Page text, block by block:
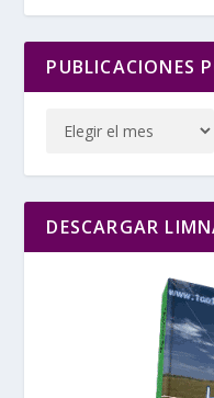
PUBLICACIONES
DESCARGAR